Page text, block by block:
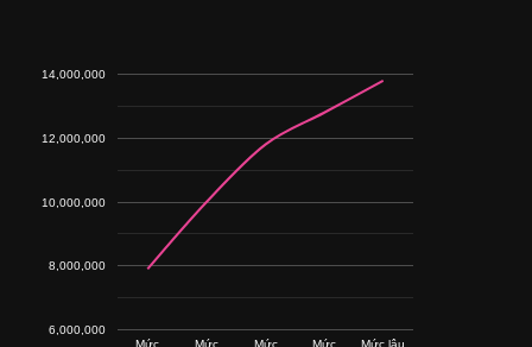
Mức
Mức
Mức
Mức
Mức lâu
6,000,000
8,000,000
10,000,000
12,000,000
14,000,000